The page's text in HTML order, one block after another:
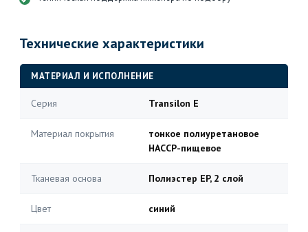
Технические характеристики
МАТЕРИАЛ И ИСПОЛНЕНИЕ
Серия Transilon E
Материал покрытия
тонкое полиуретановое
HACCP-пищевое
Тканевая основа Полиэстер EP, 2 слой
Цвет синий